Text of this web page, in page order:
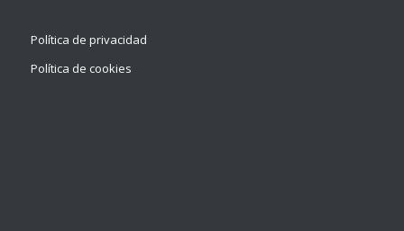
Política de privacidad
Política de cookies